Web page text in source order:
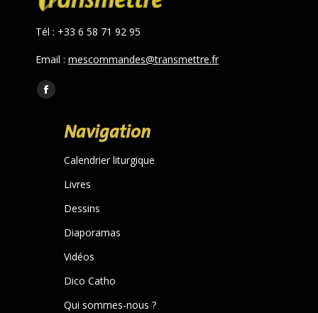
Tél : +33 6 58 71 92 95
Email : mescommandes@transmettre.fr
Trouvez nous sur :
Facebook
opens
window
Navigation
Calendrier liturgique
Livres
Dessins
Diaporamas
Vidéos
Dico Catho
Qui sommes-nous ?